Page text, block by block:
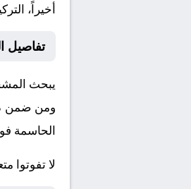
أخيراً،
تفاصيل
يبحث
ومن ضمن
الحاسمة
لا تفوتوا